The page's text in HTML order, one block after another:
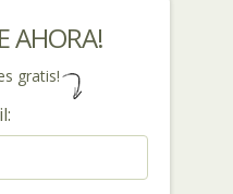
AHORA!
gratis!